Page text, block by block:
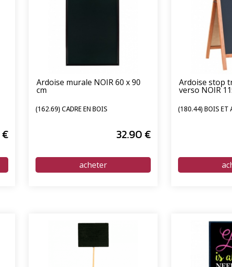
€
Ardoise murale NOIR 60 x 90
cm
(162.69) CADRE EN BOIS
32.90€
Ardoise stop
verso NOIR
(180.44) BOIS ET